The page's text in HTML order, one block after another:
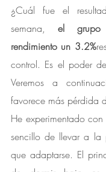
¿Cuál fue el
semana, el
rendimiento un 3.2%
control. Es el poder
Veremos a
favorece más pérdida
He experimentado
sencillo de llevar a la
que adaptarse. El